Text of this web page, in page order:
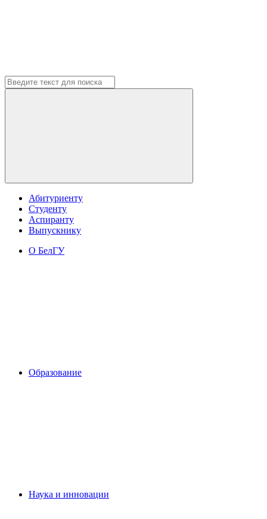
Абитуриенту
Студенту
Аспиранту
Выпускнику
О БелГУ
Образование
Наука и инновации